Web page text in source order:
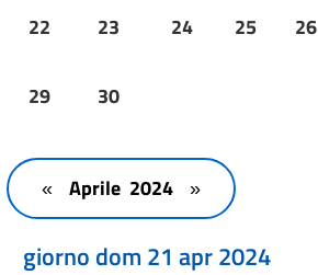
22 23 24 25 26
29 30
« Aprile 2024 »
giorno dom 21 apr 2024